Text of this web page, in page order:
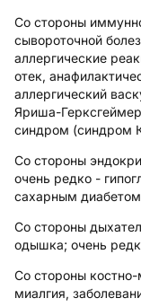
Со стороны
сывороточной
аллергические
отек,
аллергический
Яриша-
синдром (синдром
Со стороны
очень редко -
сахарным
Со стороны
одышка; очень
Со стороны
миалгия,